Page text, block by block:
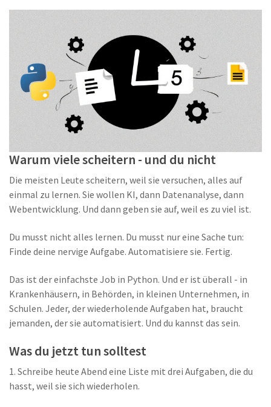
Warum viele scheitern - und du nicht
Die meisten Leute scheitern, weil sie versuchen, alles auf
einmal zu lernen. Sie wollen KI, dann Datenanalyse, dann
Webentwicklung. Und dann geben sie auf, weil es zu viel ist.
Du musst nicht alles lernen. Du musst nur eine Sache tun:
Finde deine nervige Aufgabe. Automatisiere sie. Fertig.
Das ist der einfachste Job in Python. Und er ist überall - in
Krankenhäusern, in Behörden, in kleinen Unternehmen, in
Schulen. Jeder, der wiederholende Aufgaben hat, braucht
jemanden, der sie automatisiert. Und du kannst das sein.
Was du jetzt tun solltest
1. Schreibe heute Abend eine Liste mit drei Aufgaben, die du
hasst, weil sie sich wiederholen.